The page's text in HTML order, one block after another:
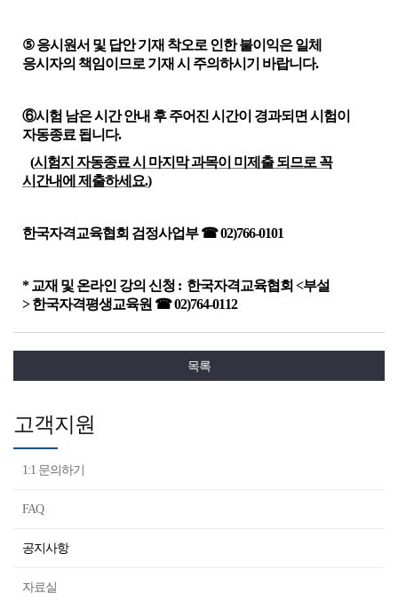
⑤ 응시원서 및 답안 기재 착오로 인한 불이익은 일체
응시자의 책임이므로 기재 시 주의하시기 바랍니다.
⑥시험 남은 시간 안내 후 주어진 시간이 경과되면 시험이
자동종료 됩니다.
(시험지 자동종료 시 마지막 과목이 미제출 되므로 꼭
시간내에 제출하세요.)
한국자격교육협회 검정사업부 ☎02)766-0101
* 교재 및 온라인 강의 신청 : 한국자격교육협회 <부설
>한국자격평생교육원 ☎02)764-0112
목록
고객지원
1:1 문의하기
FAQ
공지사항
자료실